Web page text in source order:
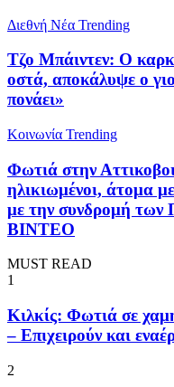
Διεθνή Νέα Trending
Τζο Μπάιντεν: Ο
οστά, αποκάλυψε ο
πονάει»
Κοινωνία Trending
Φωτιά στην
ηλικιωμένοι, άτομα
με την συνδρομή
ΒΙΝΤΕΟ
MUST READ
1
Κιλκίς: Φωτιά σε
– Επιχειρούν και
2